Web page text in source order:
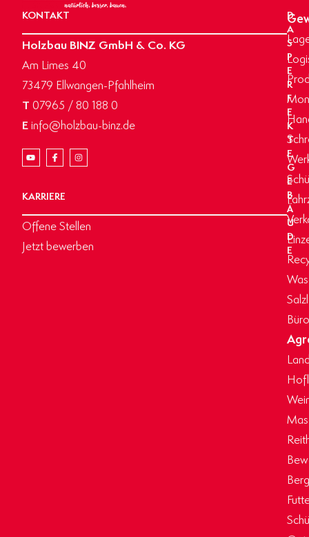
KONTAKT
Holzbau BINZ GmbH & Co. KG
Am Limes 40
73479 Ellwangen-Pfahlheim
T 07965 / 80 188 0
Einfo@holzbau-binz.de
KARRIERE
Offene Stellen
Jetzt bewerben
D
A
S
P
E
R
F
E
K
T
E
G
E
B
Ä
U
D
E